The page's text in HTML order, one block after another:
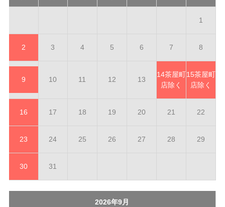
1
2 3 4 5 6 7 8
9 10 11 12 13
14茶屋町
店除く
15茶屋町
店除く
16 17 18 19 20 21 22
23 24 25 26 27 28 29
30 31
2026年9月